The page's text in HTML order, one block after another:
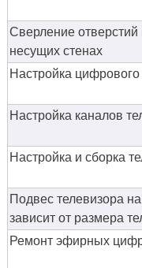
Сверление отверстий
несущих стенах
Настройка
Настройка каналов
Настройка и сборка
Подвес телевизора
зависит от размера
Ремонт эфирных